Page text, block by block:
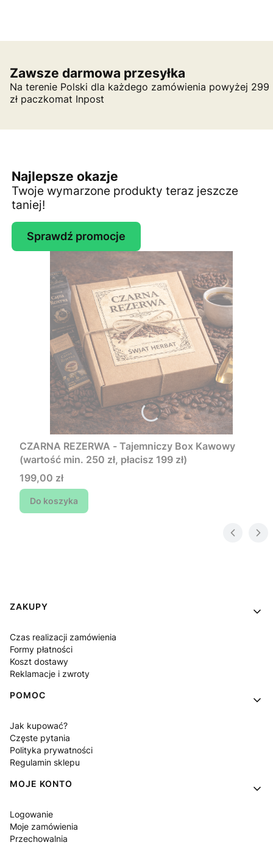
Zawsze darmowa przesyłka
Na terenie Polski dla każdego zamówienia powyżej 299
zł paczkomat Inpost
Najlepsze okazje
Twoje wymarzone produkty teraz jeszcze
taniej!
Sprawdź promocje
CZARNA REZERWA - Tajemniczy Box Kawowy
(wartość min. 250 zł, płacisz 199 zł)
Cena
199,00 zł
Do koszyka
Linki w stopce
ZAKUPY
Czas realizacji zamówienia
Formy płatności
Koszt dostawy
Reklamacje i zwroty
POMOC
Jak kupować?
Częste pytania
Polityka prywatności
Regulamin sklepu
MOJE KONTO
Logowanie
Moje zamówienia
Przechowalnia